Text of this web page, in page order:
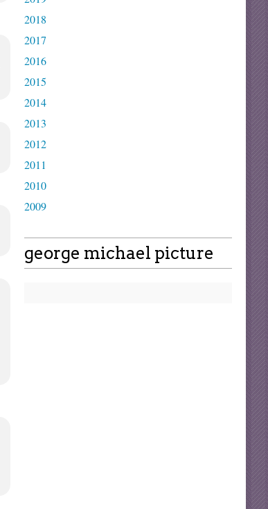
2018
2017
2016
2015
2014
2013
2012
2011
2010
2009
george michael picture